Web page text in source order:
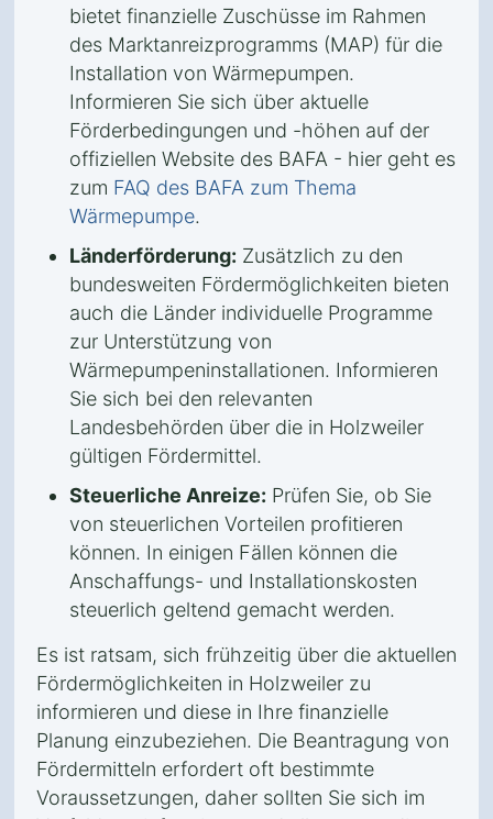
bietet finanzielle Zuschüsse im Rahmen
des Marktanreizprogramms (MAP) für die
Installation von Wärmepumpen.
Informieren Sie sich über aktuelle
Förderbedingungen und -höhen auf der
offiziellen Website des BAFA - hier geht es
zum FAQ des BAFA zum Thema
Wärmepumpe.
Länderförderung: Zusätzlich zu den
bundesweiten Fördermöglichkeiten bieten
auch die Länder individuelle Programme
zur Unterstützung von
Wärmepumpeninstallationen. Informieren
Sie sich bei den relevanten
Landesbehörden über die in Holzweiler
gültigen Fördermittel.
Steuerliche Anreize: Prüfen Sie, ob Sie
von steuerlichen Vorteilen profitieren
können. In einigen Fällen können die
Anschaffungs- und Installationskosten
steuerlich geltend gemacht werden.
Es ist ratsam, sich frühzeitig über die aktuellen
Fördermöglichkeiten in Holzweiler zu
informieren und diese in Ihre finanzielle
Planung einzubeziehen. Die Beantragung von
Fördermitteln erfordert oft bestimmte
Voraussetzungen, daher sollten Sie sich im